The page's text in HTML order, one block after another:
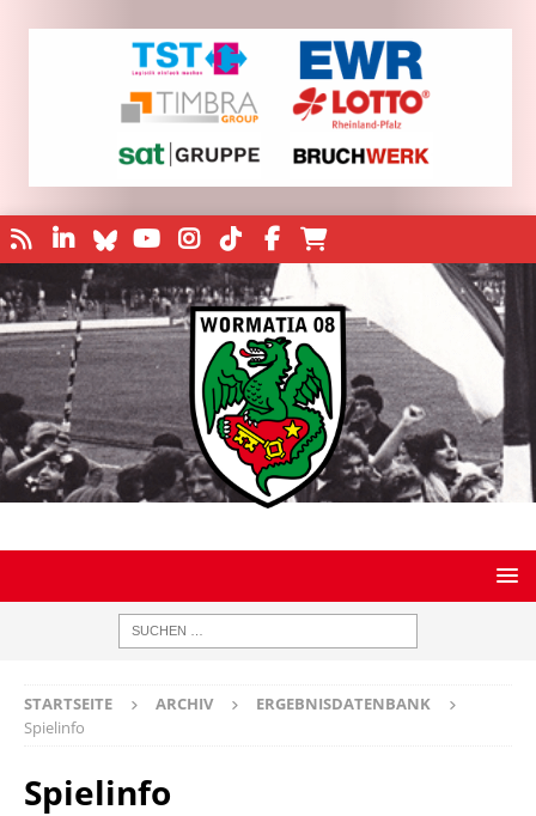
STARTSEITE ARCHIV
ERGEBNISDATENBANK
Spielinfo
Spielinfo